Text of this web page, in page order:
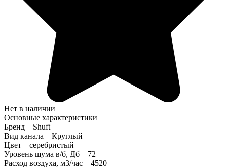
Нет в наличии
Основные характеристики
Бренд—Shuft
Вид канала—Круглый
Цвет—серебристый
Уровень шума в/б, Дб—72
Расход воздуха, м3/час—4520